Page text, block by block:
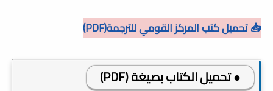
📥 تحميل كتب المركز القومي للترجمة(PDF)
● تحميل الكتاب بصيغة (PDF)